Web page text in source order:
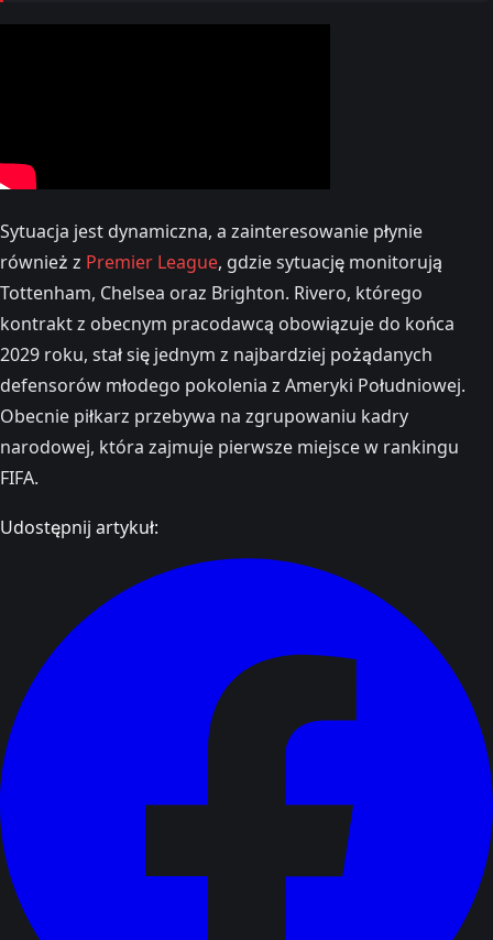
Sytuacja jest dynamiczna, a zainteresowanie płynie
również z Premier League, gdzie sytuację monitorują
Tottenham, Chelsea oraz Brighton. Rivero, którego
kontrakt z obecnym pracodawcą obowiązuje do końca
2029 roku, stał się jednym z najbardziej pożądanych
defensorów młodego pokolenia z Ameryki Południowej.
Obecnie piłkarz przebywa na zgrupowaniu kadry
narodowej, która zajmuje pierwsze miejsce w rankingu
FIFA.
Udostępnij artykuł: